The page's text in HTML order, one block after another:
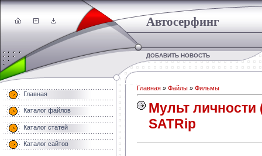
Автосерфинг
ДОБАВИТЬ НОВОСТЬ
Главная
Каталог файлов
Каталог статей
Каталог сайтов
Главная » Файлы » Фильмы
Мульт личности
SATRip